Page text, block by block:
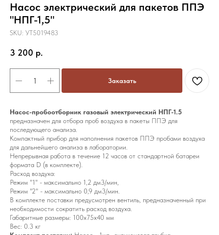
Насос электрический для пакетов ППЭ
"НПГ-1,5"
SKU: УТ5019483
3 200 р.
Заказать
Насос-пробоотборник газовый электрический НПГ-1.5
предназначен для отбора проб воздуха в пакеты ППЭ для
последующего анализа.
Компактный прибор для наполнения пакетов ППЭ пробами воздуха
для дальнейшего анализа в лаборатории.
Непрерывная работа в течение 12 часов от стандартной батареи
формата D (в комплекте).
Расход воздуха:
Режим "1" - максимально 1,2 дм3/мин,
Режим "2" - максимально 0,9 дм3/мин.
В комплекте поставки предусмотрен вентиль, предназначенный при
необходимости сократить расход воздуха.
Габаритные размеры: 100х75х40 мм
Вес: 0.3 кг